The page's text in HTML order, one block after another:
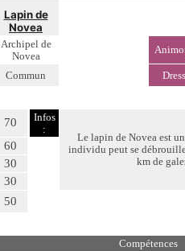
Lapin de
Novea
Archipel de
Novea
Commun
70
Infos
:
Le lapin de Novea est
individu peut se
km de
60
30
30
50
Compétences